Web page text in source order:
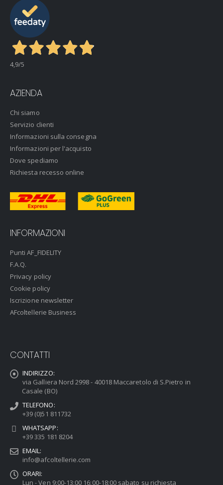
4,9/5
AZIENDA
Chi siamo
Servizio clienti
Informazioni sulla consegna
Informazioni per l'acquisto
Dove spediamo
Richiesta recesso online
INFORMAZIONI
Punti AF_FIDELITY
F.A.Q.
Privacy policy
Cookie policy
Iscrizione newsletter
AFcoltellerie Business
CONTATTI
INDIRIZZO:
via Galliera Nord 2998 - 40018 Maccaretolo di S.Pietro in
Casale (BO)
TELEFONO:
+39 (0)51 811732
WHATSAPP:
+39 335 181 8204
EMAIL:
info@afcoltellerie.com
ORARI:
Lun - Ven 9:00-13:00 16:00-18:00 sabato su richiesta